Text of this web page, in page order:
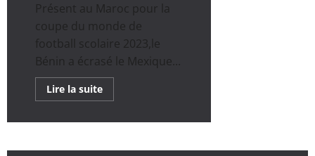
Présent au Maroc pour la
coupe du monde de
football scolaire 2023,le
Bénin a écrasé le Mexique...
Lire la suiteEn
savoir
Monde